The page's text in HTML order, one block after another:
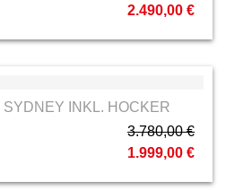
2.490,00 €
INKL. HOCKER
3.780,00 €
1.999,00 €